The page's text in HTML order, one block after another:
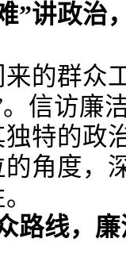
”讲政治
的群众
信访廉
特的政
角度，
路线，